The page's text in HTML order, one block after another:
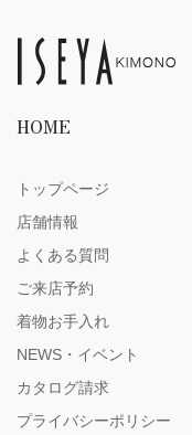
HOME
トップページ
店舗情報
よくある質問
ご来店予約
着物お手入れ
NEWS・イベント
カタログ請求
プライバシーポリシー